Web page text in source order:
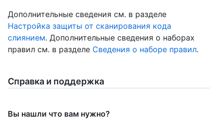
Дополнительные сведения см. в разделе
Настройка защиты от сканирования кода
слиянием. Дополнительные сведения о наборах
правил см. в разделе Сведения о наборе правил.
Справка и поддержка
Вы нашли что вам нужно?